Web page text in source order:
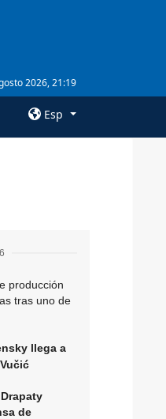
2026, 21:19
Esp
producción
tras uno de
llega a
de